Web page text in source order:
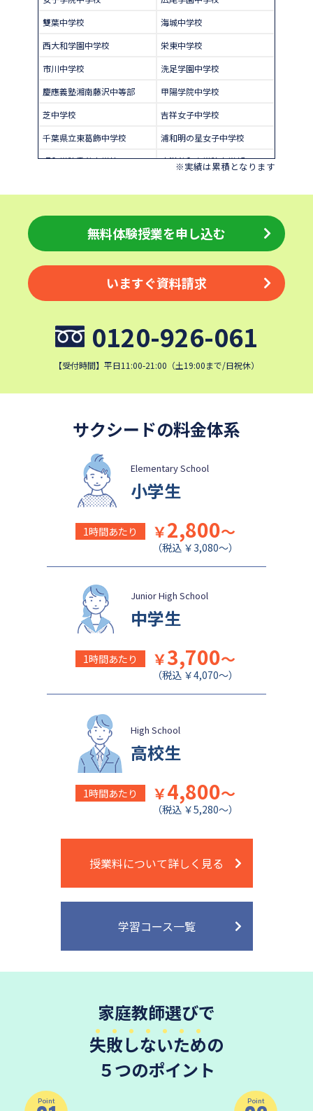
雙葉中学校
海城中学校
西大和学園中学校
栄東中学校
市川中学校
洗足学園中学校
慶應義塾湘南藤沢中等部
甲陽学院中学校
芝中学校
吉祥女子中学校
千葉県立東葛飾中学校
浦和明の星女子中学校
昭和学院秀英中学校
東洋英和女学院中学部
白百合学園中学校
サレジオ学院中学校
東邦大学付属東邦中学校
鎌倉学園中学校
東京農業大学第一高等学校中
立教新座中学校
桐朋中学校
攻玉社中学校
東京都市大学付属中学校
三田国際科学学園中学校
六甲学院中学校
青山学院横浜英和中学校
函館ラ・サール中学校
城北中学校
神奈川大学附属中学校
大宮開成中学校
法政大学第二中学校
品川女子学院中等部
学習院中等科
頌栄女子学院中学校
田園調布学園中等部
江戸川学園取手中学校
山脇学園中学校
恵泉女学園中学校
千代田区立九段中等教育学校
大妻中学校
土佐中学校
國學院大學久我山中学校
東京都市大学等々力中学校
淑徳中学校
昌平中学校
成城中学校
青稜中学校
細田学園中学校
帝京大学中学校
日本大学中学校
麗澤中学校
同志社香里中学校
星野学園中学校
清泉女学院中学校
西武学園文理中学校
横浜国立大学教育学部附属横
実践女子学園中学校
鎌倉女学院中学校
カリタス女子中学校
成城学園中学校
※実績は累積となります
無料体験授業を申し込む
いますぐ資料請求
0120-926-061
【受付時間】平日11:00-21:00（土19:00まで/日祝休）
サクシードの料金体系
Elementary School
小学生
1時間あたり ￥2,800～
（税込 ￥3,080～）
Junior High School
中学生
1時間あたり ￥3,700～
（税込 ￥4,070～）
High School
高校生
1時間あたり ￥4,800～
（税込 ￥5,280～）
授業料について詳しく見る
学習コース一覧
家庭教師選びで
失敗しないための
５つのポイント
Point Point